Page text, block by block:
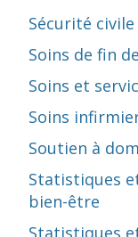
Sécurité civile
Soins de fin
Soins et
Soins
Soutien à
Statistiques
bien-être
Statistiques